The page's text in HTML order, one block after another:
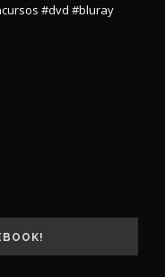
#dvd #bluray